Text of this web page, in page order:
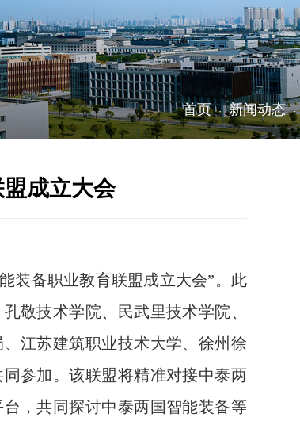
首页 · 新闻动态 ·
成立大会
装备职业教育联盟成立大会”。此
敬技术学院、民武里技术学院、
江苏建筑职业技术大学、徐州徐
参加。该联盟将精准对接中泰两
，共同探讨中泰两国智能装备等